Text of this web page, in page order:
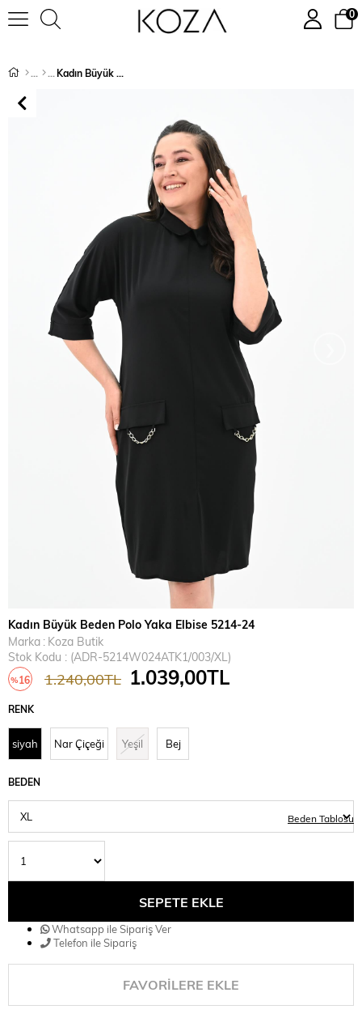
0
Kadın Büyük Beden Polo Yaka Elbise 5214-24
Kadın Büyük Beden Polo Yaka Elbise 5214-24
Marka : Koza Butik
Stok Kodu
(ADR-5214W024ATK1/003/XL)
%16
İndirim
1.240,00TL 1.039,00TL
RENK
siyah Nar Çiçeği Yeşil Bej
BEDEN
Beden Tablosu
Whatsapp ile Sipariş Ver
Telefon ile Sipariş
FAVORILERE EKLE